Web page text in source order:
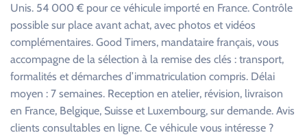
Unis. 54 000 € pour ce véhicule importé en France. Contrôle
possible sur place avant achat, avec photos et vidéos
complémentaires. Good Timers, mandataire français, vous
accompagne de la sélection à la remise des clés : transport,
formalités et démarches d’immatriculation compris. Délai
moyen : 7 semaines. Reception en atelier, révision, livraison
en France, Belgique, Suisse et Luxembourg, sur demande. Avis
clients consultables en ligne. Ce véhicule vous intéresse ?